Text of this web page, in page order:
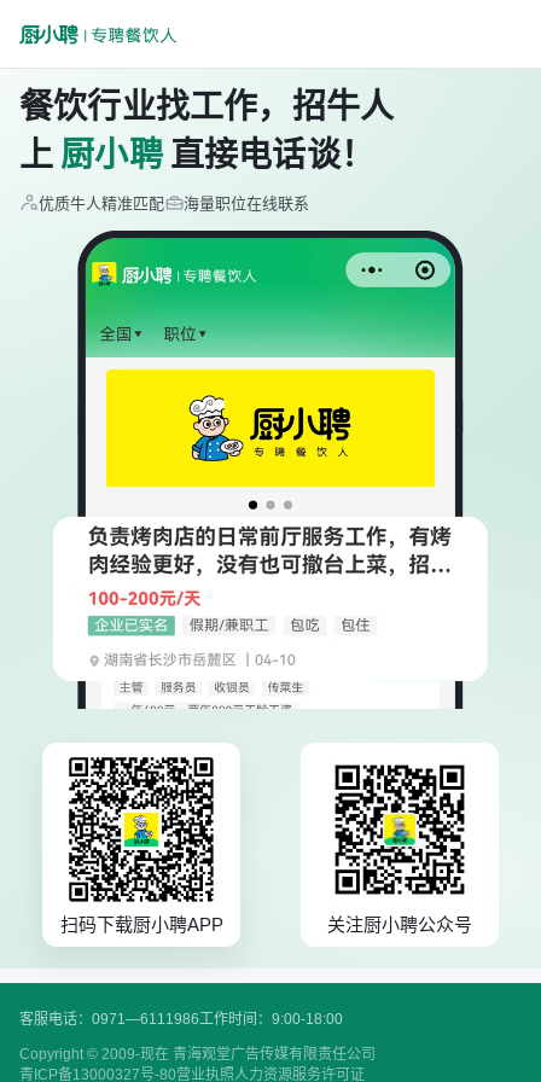
餐饮行业找工作，招牛人
上 厨小聘 直接电话谈！
优质牛人精准匹配 海量职位在线联系
扫码下载厨小聘APP 关注厨小聘公众号
客服电话：0971—6111986工作时间：9:00-18:00
Copyright © 2009-现在 青海观堂广告传媒有限责任公司
青ICP备13000327号-80营业执照人力资源服务许可证